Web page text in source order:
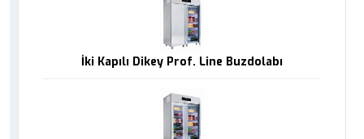
İki Kapılı Dikey Prof. Line Buzdolabı